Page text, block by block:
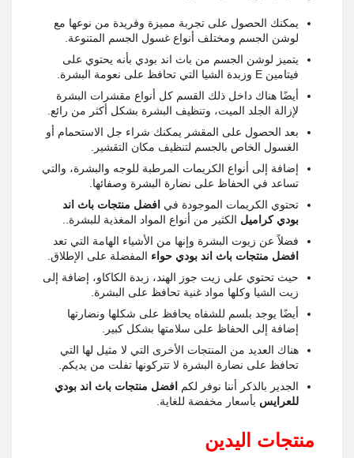
يمكنك الحصول على تجربة مميزة وفريدة من نوعها مع
لوشن الجسم ومختلف أنواع غسول الجسم المتنوعة.
يتميز لوشن الجسم من باث اند بودي بأنه يحتوي على
فيتامين E وزبدة الشيا التي تحافظ على نعومة البشرة.
أيضًا هناك داخل ذلك القسم كل أنواع مقشرات البشرة
لإزالة الجلد الميت، وتنظيف البشرة بشكل أكثر من رائع.
بعد الحصول على المقشر يمكنك شراء جل الاستحمام أو
الغسول الخاص بالجسم لتنظيف مكان التقشير.
إضافة إلى أنواع الكريمات المرطبة للوجه والبشرة، والتي
تساعد في الحفاظ على نضارة البشرة وصفائها.
تحتوي الكريمات الموجودة في افضل منتجات باث اند
بودي كراميل الكثير من أنواع المواد المغذية للبشرة..
فضلاً عن زيوت البشرة وإنها من الأشياء الهامة التي تعد
افضل منتجات باث اند بودي حواء المفضلة على الإطلاق.
حيث تحتوي على زيت جوز الهند، زبدة الكاكاو، إضافة إلى
زيت الشيا وكلها مواد غنية تحافظ على البشرة.
أيضًا يوجد بلسم للشفاه يحافظ على شكلها ونضارتها
إضافة إلى الحفاظ على سلامتها بشكل كبير.
هناك العديد من المنتجات الأخرى التي لا مثيل لها التي
تحافظ على نضارة البشرة لا تتركونها تفلت من يديكم.
الجدير بالذكر أننا نوفر لكم
افضل منتجات باث اند بودي
للعرايس بأسعار مخفضة للغاية.
منتجات اليدين